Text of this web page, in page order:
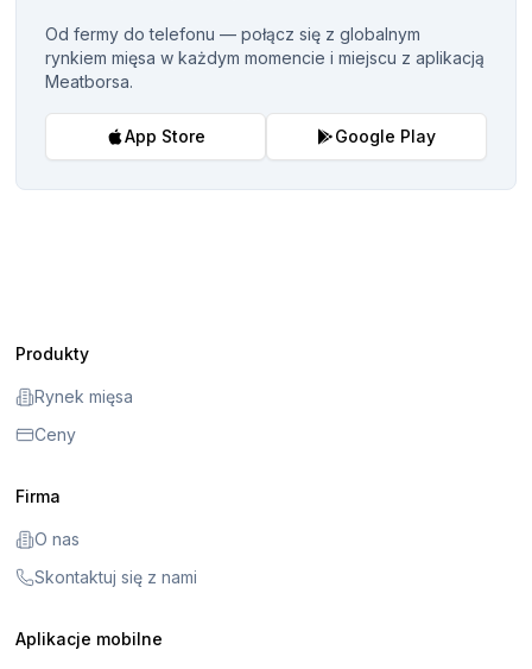
Od fermy do telefonu — połącz się z globalnym
rynkiem mięsa w każdym momencie i miejscu z aplikacją
Meatborsa.
App Store Google Play
Produkty
Rynek mięsa
Ceny
Firma
O nas
Skontaktuj się z nami
Aplikacje mobilne